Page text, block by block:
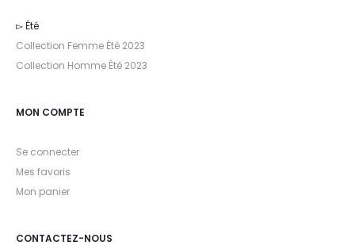
▻ Été
Collection Femme Été 2023
Collection Homme Été 2023
MON COMPTE
Se connecter
Mes favoris
Mon panier
CONTACTEZ-NOUS